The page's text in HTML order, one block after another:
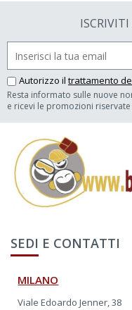
Autorizzo il trattamento
Resta informato sulle nuove
e ricevi le promozioni
SEDI E CONTATTI
MILANO
Viale Edoardo Jenner, 38